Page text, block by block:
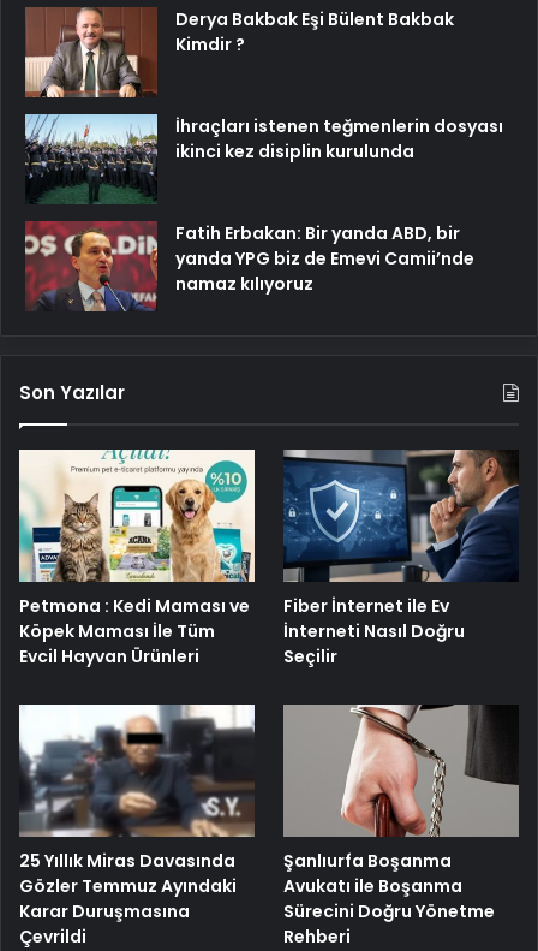
Derya Bakbak Eşi Bülent Bakbak
Kimdir ?
İhraçları istenen teğmenlerin dosyası
ikinci kez disiplin kurulunda
Fatih Erbakan: Bir yanda ABD, bir
yanda YPG biz de Emevi Camii’nde
namaz kılıyoruz
Son Yazılar
Petmona : Kedi Maması ve
Köpek Maması İle Tüm
Evcil Hayvan Ürünleri
Fiber İnternet ile Ev
İnterneti Nasıl Doğru
Seçilir
25 Yıllık Miras Davasında
Gözler Temmuz Ayındaki
Karar Duruşmasına
Çevrildi
Şanlıurfa Boşanma
Avukatı ile Boşanma
Sürecini Doğru Yönetme
Rehberi